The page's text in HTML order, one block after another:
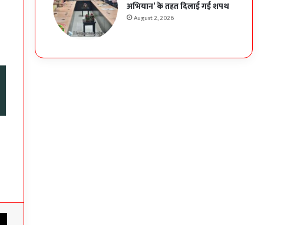
X
अभियान’ के तहत दिलाई गई शपथ
August 2, 2026